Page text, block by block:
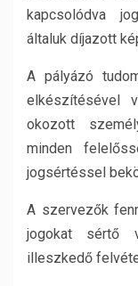
kapcsolódva
általuk díjazott
A pályázó
elkészítésével
okozott
minden
jogsértéssel
A szervezők
jogokat sértő
illeszkedő